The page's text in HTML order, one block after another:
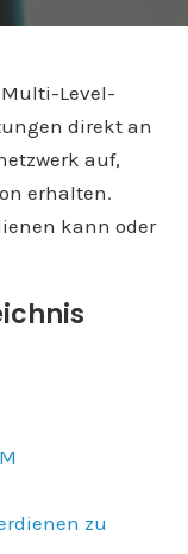
Level-
direkt an
auf,
erhalten.
kann oder
zu